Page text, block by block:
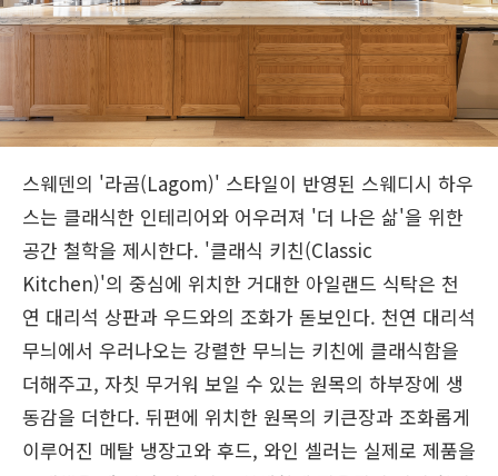
스웨덴의 '라곰(Lagom)' 스타일이 반영된 스웨디시 하우
스는 클래식한 인테리어와 어우러져 '더 나은 삶'을 위한
공간 철학을 제시한다. '클래식 키친(Classic
Kitchen)'의 중심에 위치한 거대한 아일랜드 식탁은 천
연 대리석 상판과 우드와의 조화가 돋보인다. 천연 대리석
무늬에서 우러나오는 강렬한 무늬는 키친에 클래식함을
더해주고, 자칫 무거워 보일 수 있는 원목의 하부장에 생
동감을 더한다. 뒤편에 위치한 원목의 키큰장과 조화롭게
이루어진 메탈 냉장고와 후드, 와인 셀러는 실제로 제품을